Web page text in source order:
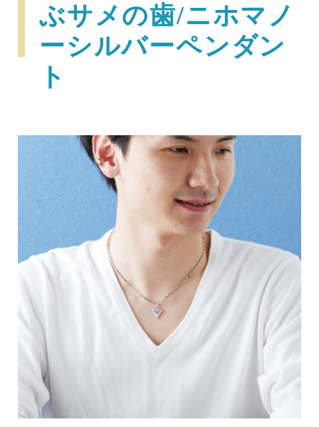
ぶサメの歯/ニホマノ
ーシルバーペンダン
ト